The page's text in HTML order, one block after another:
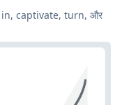
in, captivate, turn, और